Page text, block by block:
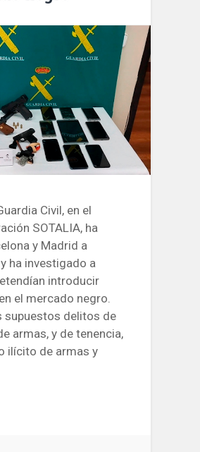
Civil, en el
SOTALIA, ha
y Madrid a
ha investigado a
introducir
el mercado negro.
supuestos delitos de
armas, y de tenencia,
ilícito de armas y